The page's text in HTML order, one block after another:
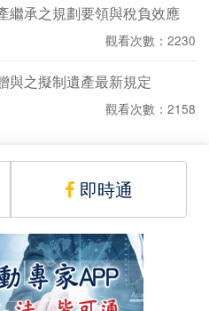
繼承之規劃要領與稅負效應
觀看次數：2230
與之擬制遺產最新規定
觀看次數：2158
即時通